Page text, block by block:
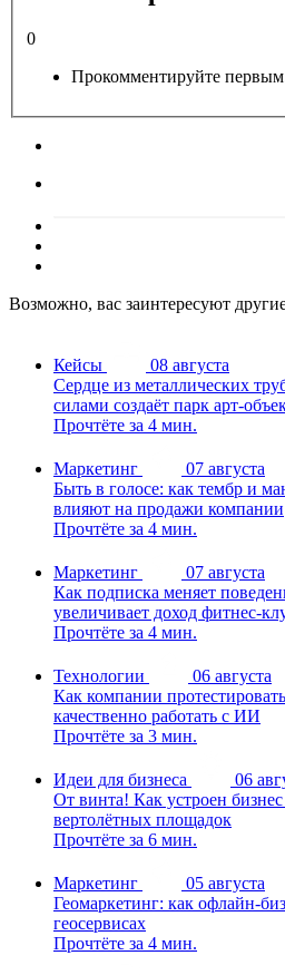
0
Прокомментируйте
Возможно, вас заинтересуют
Кейсы
08 августа
Сердце из металлических
силами создаёт парк арт-
Прочтёте за 4 мин.
Маркетинг
07 августа
Быть в голосе: как тембр и
влияют на продажи компании
Прочтёте за 4 мин.
Маркетинг
07 августа
Как подписка меняет
увеличивает доход фитнес-
Прочтёте за 4 мин.
Технологии
06 августа
Как компании
качественно работать с ИИ
Прочтёте за 3 мин.
Идеи для бизнеса
06
От винта! Как устроен бизнес
вертолётных площадок
Прочтёте за 6 мин.
Маркетинг
05 августа
Геомаркетинг: как офлайн-
геосервисах
Прочтёте за 4 мин.